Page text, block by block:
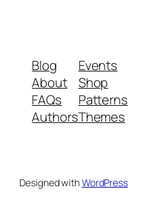
Blog
About
FAQs
Authors
Events
Shop
Patterns
Themes
Designed withWordPress